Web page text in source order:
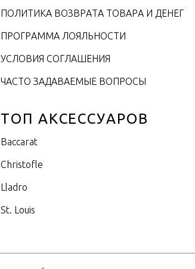
ПОЛИТИКА ВОЗВРАТА ТОВАРА И ДЕНЕГ
ПРОГРАММА ЛОЯЛЬНОСТИ
УСЛОВИЯ СОГЛАШЕНИЯ
ЧАСТО ЗАДАВАЕМЫЕ ВОПРОСЫ
ТОП АКСЕССУАРОВ
Baccarat
Christofle
Lladro
St. Louis